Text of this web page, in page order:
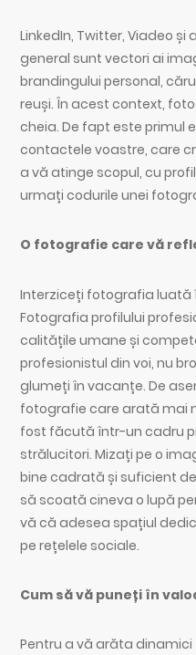
LinkedIn, Twitter, Viadeo și
general sunt vectori ai
brandingului personal,
reuși. În acest context,
cheia. De fapt este primul
contactele voastre, care
a vă atinge scopul, cu
urmați codurile unei
O fotografie care vă
Interziceți fotografia luată
Fotografia profilului
calitățile umane și
profesionistul din voi, nu
glumeți în vacanțe. De
fotografie care arată mai
fost făcută într-un cadru
strălucitori. Mizați pe o
bine cadrată și suficient
să scoată cineva o lupă
vă că adesea spațiul
pe rețelele sociale.
Cum să vă puneți în
Pentru a vă arăta